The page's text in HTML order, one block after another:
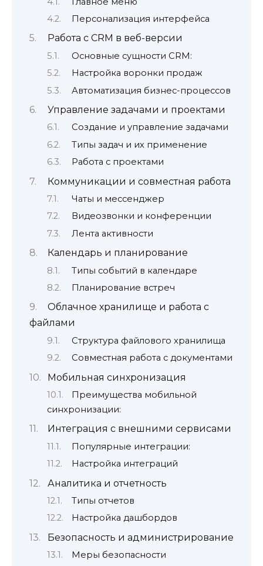
Персонализация интерфейса
Работа с CRM в веб-версии
Основные сущности CRM:
Настройка воронки продаж
Автоматизация бизнес-процессов
Управление задачами и проектами
Создание и управление задачами
Типы задач и их применение
Работа с проектами
Коммуникации и совместная работа
Чаты и мессенджер
Видеозвонки и конференции
Лента активности
Календарь и планирование
Типы событий в календаре
Планирование встреч
Облачное хранилище и работа с
файлами
Структура файлового хранилища
Совместная работа с документами
Мобильная синхронизация
Преимущества мобильной
синхронизации:
Интеграция с внешними сервисами
Популярные интеграции:
Настройка интеграций
Аналитика и отчетность
Типы отчетов
Настройка дашбордов
Безопасность и администрирование
Меры безопасности